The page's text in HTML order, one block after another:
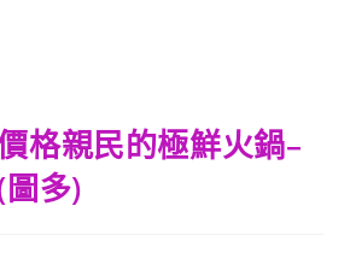
格親民的極鮮火鍋–
多)